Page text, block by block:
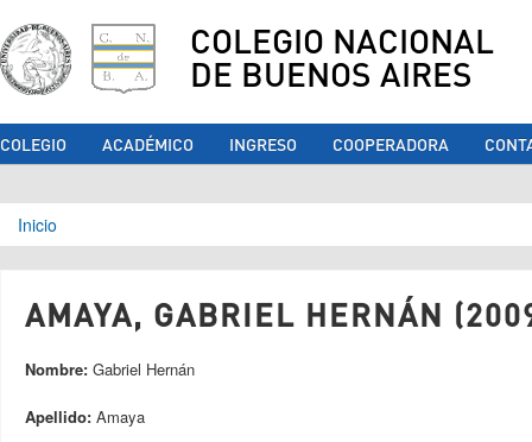
COLEGIO NACIONAL
DE BUENOS AIRES
COLEGIO ACADÉMICO INGRESO COOPERADORA
Se encuentra usted aquí
Inicio
AMAYA, GABRIEL HERNÁN
Nombre: Gabriel Hernán
Apellido: Amaya